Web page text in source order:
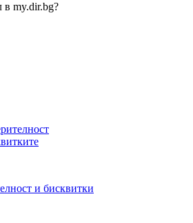
my.dir.bg?
и бисквитки